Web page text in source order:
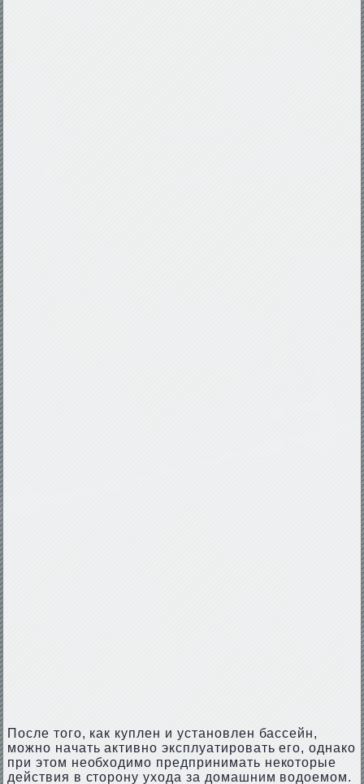
После того, как куплен и установлен бассейн,
можно начать активно эксплуатировать его, однако
при этом необходимо предпринимать некоторые
действия в сторону ухода за домашним водоемом.